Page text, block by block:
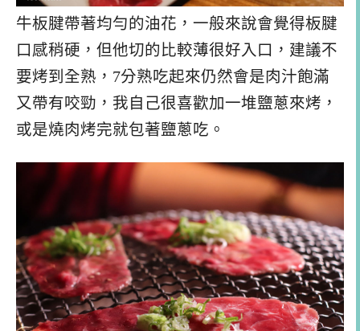
牛板腱帶著均勻的油花，一般來說會覺得板腱
口感稍硬，但他切的比較薄很好入口，建議不
要烤到全熟，7分熟吃起來仍然會是肉汁飽滿
又帶有咬勁，我自己很喜歡加一堆鹽蔥來烤，
或是燒肉烤完就包著鹽蔥吃。